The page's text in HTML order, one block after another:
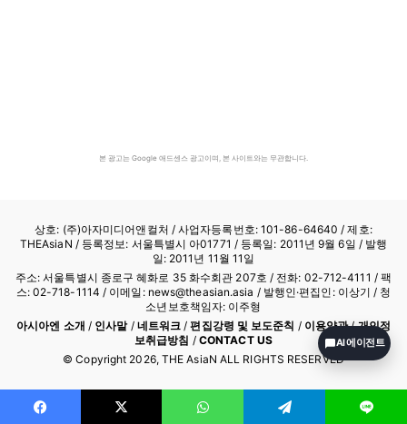
본 광고는 Google 애드센스 광고이며, 본 사이트와는 무관합니다.
상호: (주)아자미디어앤컬처 /사업자등록번호: 101-86-64640 / 제호:
THEAsiaN / 등록정보: 서울특별시 아01771 / 등록일: 2011년 9월 6일 / 발행
일: 2011년 11월 11일
주소: 서울특별시 종로구 혜화로 35 화수회관 207호 / 전화: 02-712-4111 / 팩
스: 02-718-1114 / 이메일: news@theasian.asia / 발행인·편집인: 이상기 / 청
소년보호책임자: 이주형
아시아엔 소개 / 인사말/ 네트워크 /편집강령 및 보도준칙 / 이용약관/개인정
보취급방침 / CONTACT US
© Copyright 2026, THE AsiaN ALL RIGHTS RESERVED
AI 에이전트